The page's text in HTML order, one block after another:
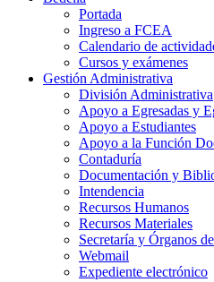
Portada
Ingreso a FCEA
Calendario de
Cursos y exámenes
Gestión Administrativa
División Administrativa
Apoyo a Egresadas y
Apoyo a Estudiantes
Apoyo a la Función
Contaduría
Documentación y
Intendencia
Recursos Humanos
Recursos Materiales
Secretaría y Órganos
Webmail
Expediente electrónico